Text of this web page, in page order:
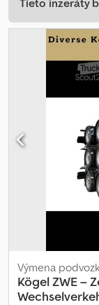
Tieto inzeráty
Výmena
KögelZWE –